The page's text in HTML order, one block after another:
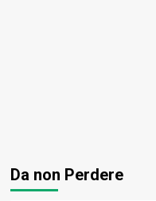
Da non Perdere